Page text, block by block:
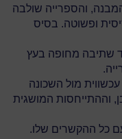
והספרייה שולבה
ופשוטה. בסיס
שתיבה מחופה בעץ
מול השכונה
וההתייחסות המושגית
כל ההקשרים שלו.